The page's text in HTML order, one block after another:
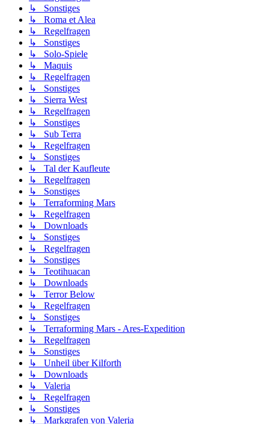
↳ Sonstiges
↳ Roma et Alea
↳ Regelfragen
↳ Sonstiges
↳ Solo-Spiele
↳ Maquis
↳ Regelfragen
↳ Sonstiges
↳ Sierra West
↳ Regelfragen
↳ Sonstiges
↳ Sub Terra
↳ Regelfragen
↳ Sonstiges
↳ Tal der Kaufleute
↳ Regelfragen
↳ Sonstiges
↳ Terraforming Mars
↳ Regelfragen
↳ Downloads
↳ Sonstiges
↳ Regelfragen
↳ Sonstiges
↳ Teotihuacan
↳ Downloads
↳ Terror Below
↳ Regelfragen
↳ Sonstiges
↳ Terraforming Mars - Ares-Expedition
↳ Regelfragen
↳ Sonstiges
↳ Unheil über Kilforth
↳ Downloads
↳ Valeria
↳ Regelfragen
↳ Sonstiges
↳ Markgrafen von Valeria